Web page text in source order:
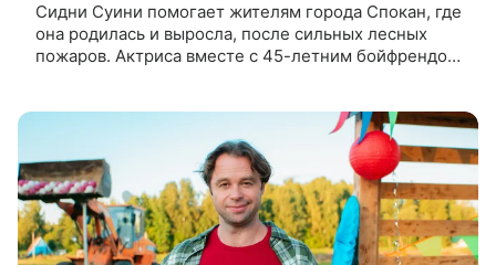
Сидни Суини помогает жителям города Спокан, где
она родилась и выросла, после сильных лесных
пожаров. Актриса вместе с 45-летним бойфрендом